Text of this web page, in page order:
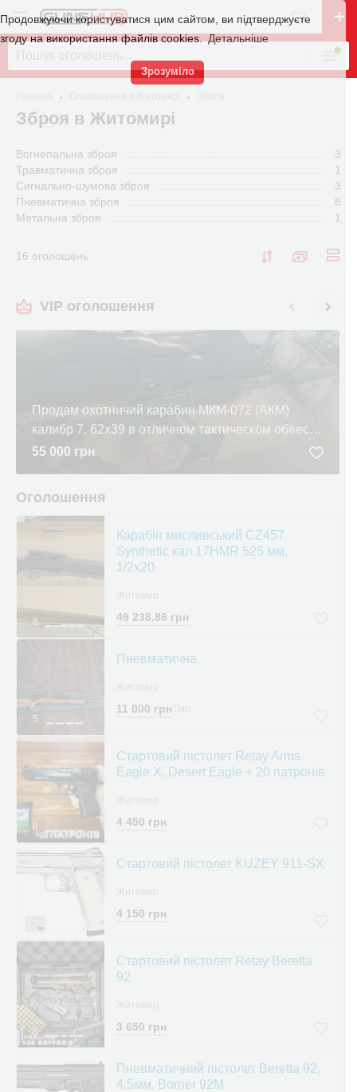
Продовжуючи користуватися цим сайтом, ви підтверджуєте
згоду на використання файлів cookies.
Детальніше
Зрозуміло
Зброя в Житомирі
Вогнепальна зброя
3
Травматична зброя
1
Сигнально-шумова зброя
3
Пневматична зброя
8
Метальна зброя
1
16 оголошень
VIP оголошення
Продам охотничий карабин МКМ-072 (АКМ)
калибр 7, 62х39 в отличном тактическом обвесе +
глушитель
55 000 грн
Оголошення
6
Карабін мисливський CZ457
Synthetic кал.17HMR 525 мм,
1/2x20
49 238.86 грн
5
Пневматична
11 000 грн
8
Стартовий пістолет Retay Arms
Eagle X, Desert Eagle + 20 патронів
4 450 грн
Cтартовий пістолет KUZEY 911-SX
4 150 грн
8
Стартовий пістолет Retay Beretta
92
3 650 грн
Пневматичний пістолет Beretta 92,
4.5мм, Borner 92M